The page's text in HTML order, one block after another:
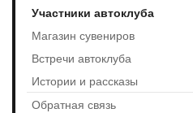
Участники автоклуба
Магазин сувениров
Встречи автоклуба
Истории и рассказы
Обратная связь